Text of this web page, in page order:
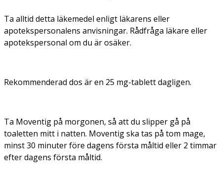
Ta alltid detta läkemedel enligt läkarens eller
apotekspersonalens anvisningar. Rådfråga läkare eller
apotekspersonal om du är osäker.
Rekommenderad dos är en 25 mg-tablett dagligen.
Ta Moventig på morgonen, så att du slipper gå på
toaletten mitt i natten. Moventig ska tas på tom mage,
minst 30 minuter före dagens första måltid eller 2 timmar
efter dagens första måltid.